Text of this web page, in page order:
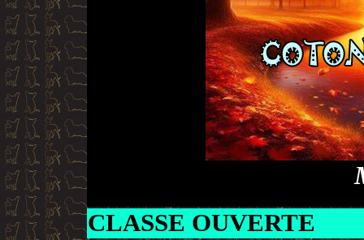
CLASSE OUVERTE